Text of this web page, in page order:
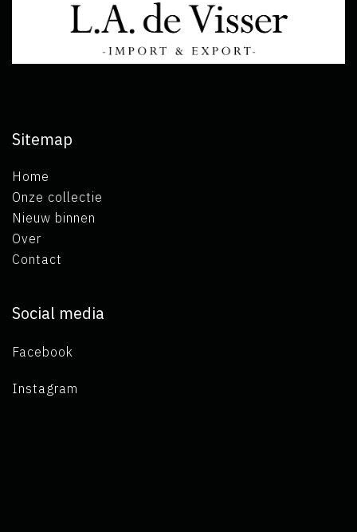
Sitemap
Home
Onze collectie
Nieuw binnen
Over
Contact
Social media
Facebook
Instagram